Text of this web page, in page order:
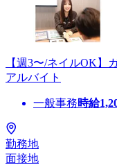
【週3〜/ネイルOK】
アルバイト
一般事務時給
勤務地
面接地